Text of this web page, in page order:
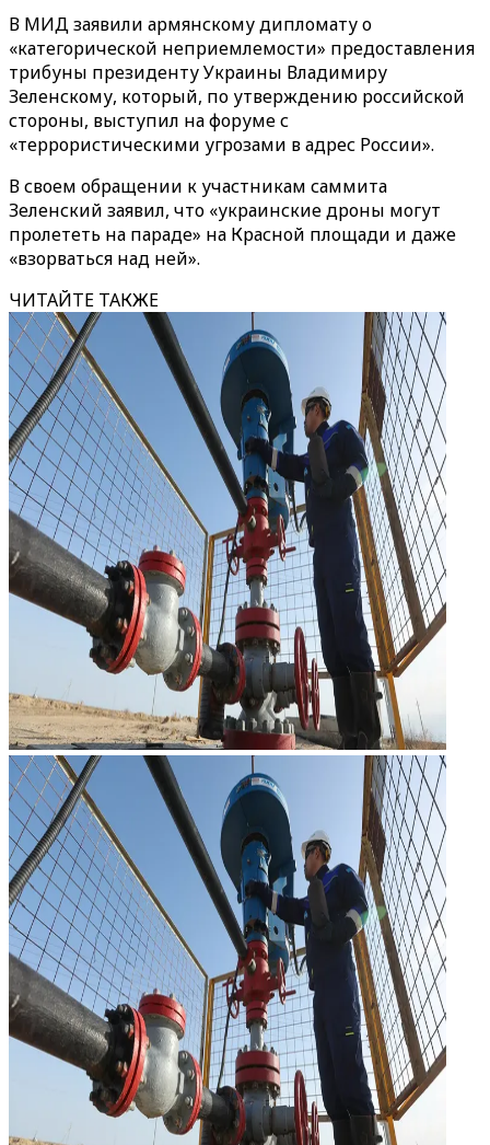
В МИД заявили армянскому дипломату о
«категорической неприемлемости» предоставления
трибуны президенту Украины Владимиру
Зеленскому, который, по утверждению российской
стороны, выступил на форуме с
«террористическими угрозами в адрес России».
В своем обращении к участникам саммита
Зеленский заявил, что «украинские дроны могут
пролететь на параде» на Красной площади и даже
«взорваться над ней».
ЧИТАЙТЕ ТАКЖЕ